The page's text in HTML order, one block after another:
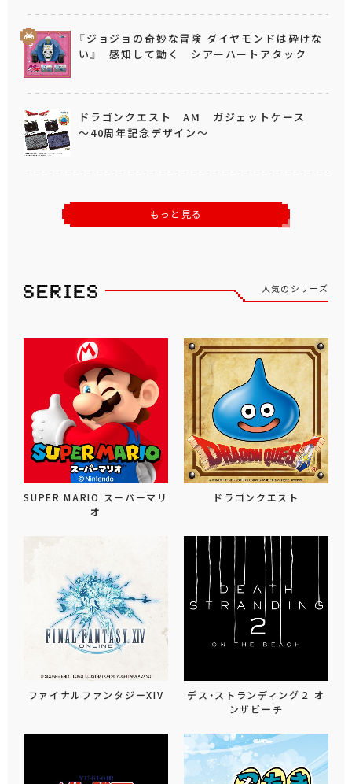
『ジョジョの奇妙な冒険 ダイヤモンドは砕けな
い』 感知して動く シアーハートアタック
ドラゴンクエスト AM ガジェットケース
～40周年記念デザイン～
もっと見る
人気のシリーズ
SUPER MARIO スーパーマリ
オ
ドラゴンクエスト
ファイナルファンタジーXIV
デス・ストランディング２ オ
ンザビーチ